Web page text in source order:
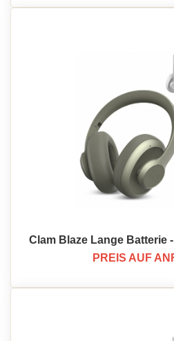
Clam Blaze Lange Batterie
PREIS AUF